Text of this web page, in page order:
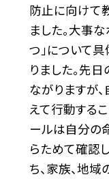
防止に向けて
ました。大事な
つ」について
りました。先
ながりますが
えて行動する
ールは自分の
らためて確認
ち、家族、地